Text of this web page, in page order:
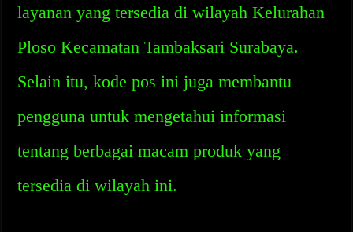
layanan yang tersedia di wilayah Kelurahan
Ploso Kecamatan Tambaksari Surabaya.
Selain itu, kode pos ini juga membantu
pengguna untuk mengetahui informasi
tentang berbagai macam produk yang
tersedia di wilayah ini.